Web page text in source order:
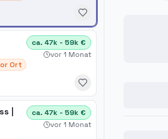
Ort
ca. 47k - 59k €
vor 1 Monat
|
ca. 47k - 59k €
vor 1 Monat